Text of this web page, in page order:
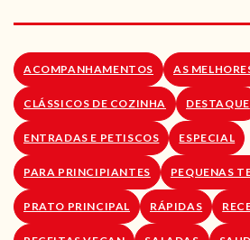
LOJA
BLOG
ACOMPANHAMENTOS AS
CLÁSSICOS DE COZINHA DESTAQUE
ENTRADAS E PETISCOS ESPECIAL
PARA PRINCIPIANTES PEQUENAS
PRATO PRINCIPAL RÁPIDAS